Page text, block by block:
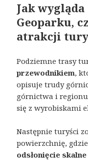
Jak
Geoparku,
atrakcji
Podziemne trasy
przewodnikiem,
opisuje trudy
górnictwa i
się z wyrobiskami
Następnie turyści
powierzchnię,
odsłonięcie